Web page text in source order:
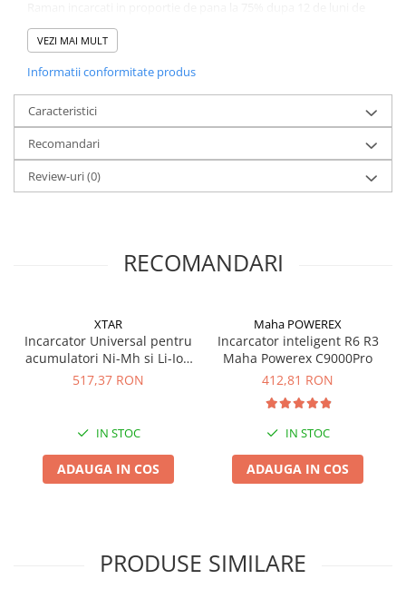
extern
UPS Calculatoare si Servere
UPS Trifazat
Stabilizatoare Tensiune
PDUs unitati de distributie a
energiei electrice
Cabinete baterii
Acumulatori UPS
Frigidere portabile
Racire/Incalzire
Statii energie portabile
Intrerupatoare si prize
Dulapuri pentru cablare
structurata
depozitare (fara a fi utilizati)
Tip VARTA 05716
Referinta IEC HR06
Dimensiune AA(R6)
Lungime 14.5mm
Diametru 50.5mm
Greutate 30.0 gr
Sistem electrochimic Nickel Metal Hidrid (NI-MH)
Capacitate 2600mAh
VEZI MAI MULT
Informatii conformitate produs
Caracteristici
Recomandari
Review-uri(0)
RECOMANDARI
XTAR
Incarcator Universal pentru
acumulatori Ni-Mh si Li-Ion
Xtar VP4 Plus Dragon
517,37 RON
IN STOC
ADAUGA IN COS
Maha POWEREX
Incarcator inteligent R6 R3
Maha Powerex C9000Pro
412,81 RON
IN STOC
ADAUGA IN COS
PRODUSE SIMILARE